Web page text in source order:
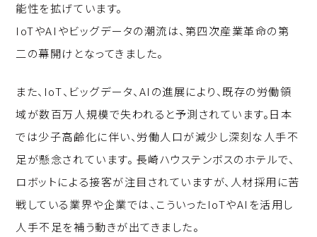
能性を拡げています。
IoTやAIやビッグデータの潮流は、第四次産業革命の第
二の幕開けとなってきました。
また、IoT、ビッグデータ、AIの進展により、既存の労働領
域が数百万人規模で失われると予測されています。日本
では少子高齢化に伴い、労働人口が減少し深刻な人手不
足が懸念されています。 長崎ハウステンボスのホテルで、
ロボットによる接客が注目されていますが、人材採用に苦
戦している業界や企業では、こういったIoTやAIを活用し
人手不足を補う動きが出てきました。